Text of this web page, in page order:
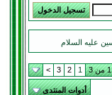
عليه السلام
1
2
3
>
أدوات المنتدى